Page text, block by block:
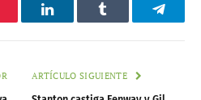
LinkedInTumblr
ARTÍCULO SIGUIENTE